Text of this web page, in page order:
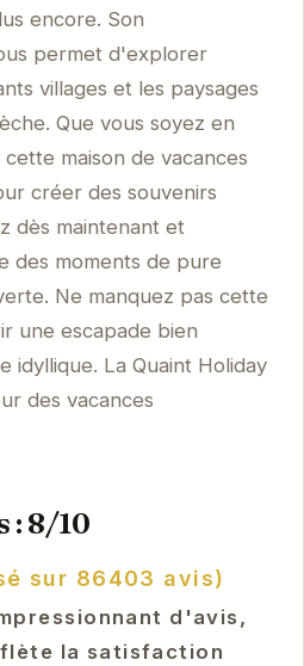
encore. Son
permet d'explorer
villages et les paysages
Que vous soyez en
maison de vacances
créer des souvenirs
dès maintenant et
des moments de pure
Ne manquez pas cette
une escapade bien
idyllique. La Quaint Holiday
des vacances
: 8/10
sur 86403 avis)
d'avis,
la satisfaction